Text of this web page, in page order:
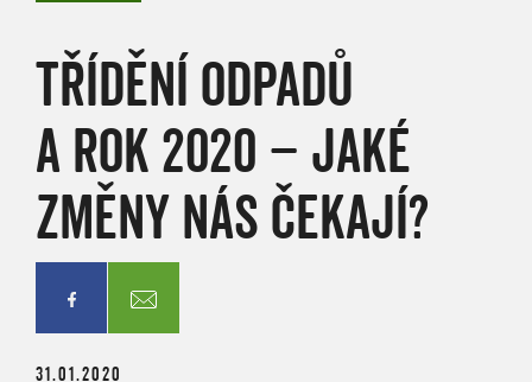
TŘÍDĚNÍ ODPADŮ
A ROK 2020 – JAKÉ
ZMĚNY NÁS ČEKAJÍ?
31.01.2020